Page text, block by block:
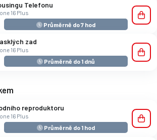
Telefonu
16 Plus
Průměrně do 7 hod
zad
16 Plus
Průměrně do 1 dnů
reproduktoru
16 Plus
Průměrně do 1 hod